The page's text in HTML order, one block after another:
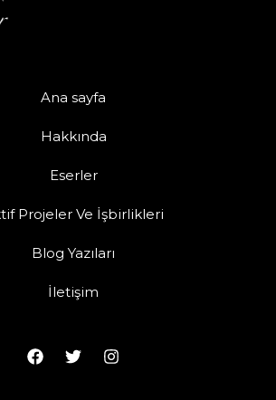
Ana sayfa
Hakkında
Eserler
Projeler Ve İşbirlikleri
Blog Yazıları
İletişim